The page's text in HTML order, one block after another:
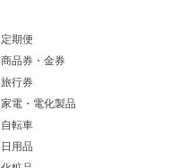
定期便
商品券・金券
旅行券
家電・電化製品
自転車
日用品